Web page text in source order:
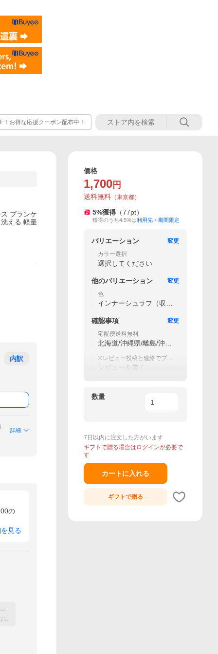
お得な応援クーポン配布中！
ブランケ
える 軽量
内訳
詳細
の
見る
し
価格
1,700 円
送料無料 （東京都）
5%獲得 （77pt）
獲得のうち4.5%は利用先・期間限定
バリエーション
変更
カラー選択
選択してください
他のバリエーション
変更
色
インナーシュラフ（収納
確認事項
変更
宅配便送料無料
北海道/沖縄県/離島/沖縄
要です
※レビュー投稿と連絡でプレ
ゼントをゲットしよう！
レビューを書く
数量
7日以内に注文した方がいます
ギフトで贈る場合はログインが必要で
す
カートに入れる
ギフトで贈る